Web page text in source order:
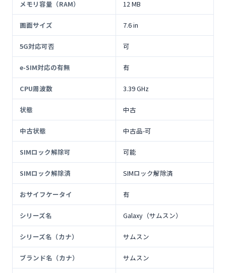
メモリ容量（RAM） 12 MB
画面サイズ 7.6 in
5G対応可否 可
e-SIM対応の有無 有
CPU周波数 3.39 GHz
状態 中古
中古状態 中古品-可
SIMロック解除可 可能
SIMロック解除済 SIMロック解除済
おサイフケータイ 有
シリーズ名 Galaxy（サムスン）
シリーズ名（カナ） サムスン
ブランド名（カナ） サムスン